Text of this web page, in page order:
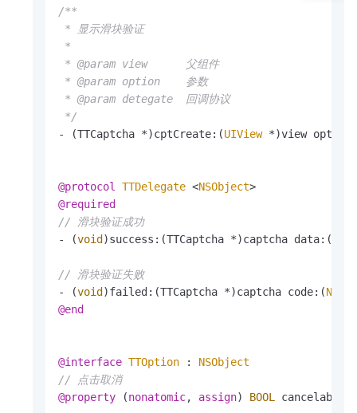
/**
* 显示滑块验证
*
* @param view      父组件
* @param option    参数
* @param detegate  回调协议
*/
- (TTCaptcha *)cptCreate:(UIView *)view
@protocol TTDelegate <NSObject>
@required
// 滑块验证成功
- (void )success:(TTCaptcha *)captcha data:(
// 滑块验证失败
- (void )failed:(TTCaptcha *)captcha code:(
@end
@interface TTOption : NSObject
// 点击取消
@property (nonatomic, assign) BOOL cancelable;